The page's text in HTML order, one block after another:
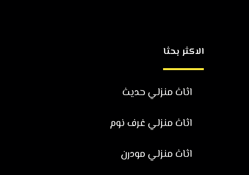
الاكثر بحثا
اثاث منزلي حديث
اثاث منزلي غرف نوم
اثاث منزلي مودرن